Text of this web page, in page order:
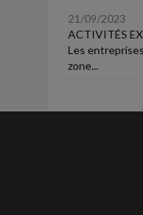
21/09/2023
ACTIVITÉS
Les
zone...